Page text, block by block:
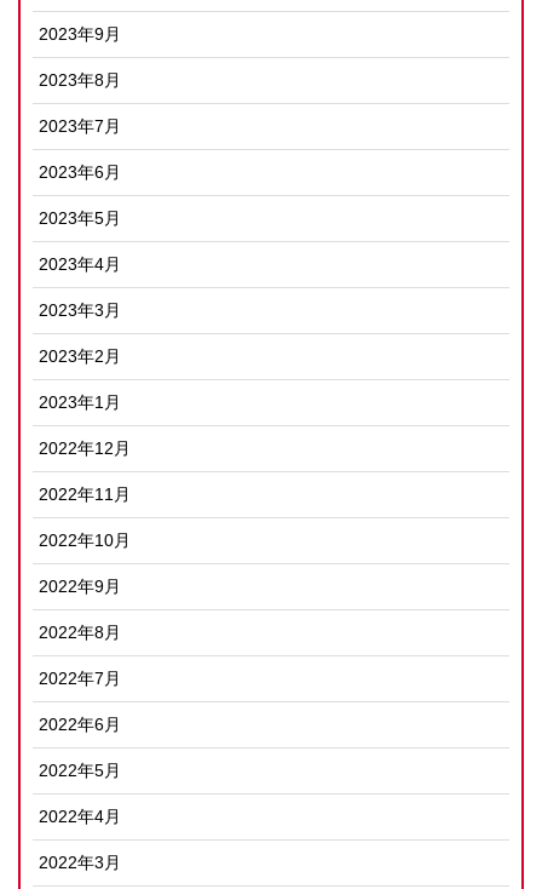
2023年9月
2023年8月
2023年7月
2023年6月
2023年5月
2023年4月
2023年3月
2023年2月
2023年1月
2022年12月
2022年11月
2022年10月
2022年9月
2022年8月
2022年7月
2022年6月
2022年5月
2022年4月
2022年3月